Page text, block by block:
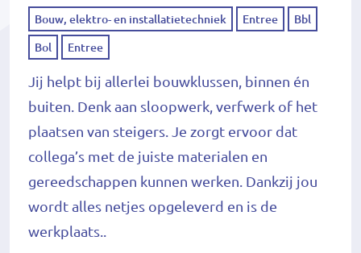
Bouw, elektro- en installatietechniek Entree Bbl
Bol Entree
Jij helpt bij allerlei bouwklussen, binnen én
buiten. Denk aan sloopwerk, verfwerk of het
plaatsen van steigers. Je zorgt ervoor dat
collega’s met de juiste materialen en
gereedschappen kunnen werken. Dankzij jou
wordt alles netjes opgeleverd en is de
werkplaats..